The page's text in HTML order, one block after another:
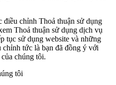
điều chỉnh Thoả thuận sử dụng
Thoả thuận sử dụng dịch vụ
tục sử dụng website và những
tức là bạn đã đồng ý với
chúng tôi.
tôi